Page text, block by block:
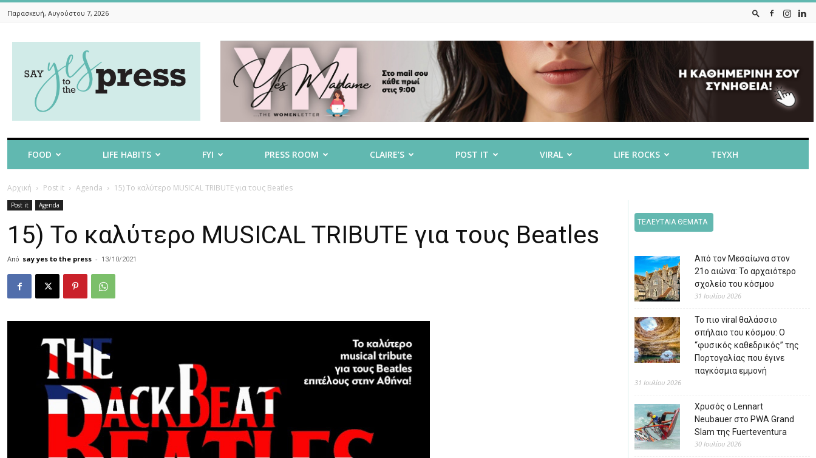
Παρασκευή, Αυγούστου 7, 2026
To
The
FOOD LIFE HABITS FYI PRESS ROOM CLAIRE’S POST IT VIRAL LIFE ROCKS ΤΕΥΧΗ
Αρχική Post it Agenda 15) Το καλύτερο MUSICAL TRIBUTE για τους Beatles
Post it Agenda
15) Το καλύτερο MUSICAL TRIBUTE για τους Beatles
Από say yes to the press - 13/10/2021
ΤΕΛΕΥΤΑΙΑ ΘΕΜΑΤΑ
Από τον Μεσαίωνα στον
21ο αιώνα: Το αρχαιότερο
σχολείο του κόσμου
31 Ιουλίου 2026
Το πιο viral θαλάσσιο
σπήλαιο του κόσμου: Ο
“φυσικός καθεδρικός” της
Πορτογαλίας που έγινε
παγκόσμια εμμονή
31 Ιουλίου 2026
Χρυσός ο Lennart
Neubauer στο PWA Grand
Slam της Fuerteventura
30 Ιουλίου 2026